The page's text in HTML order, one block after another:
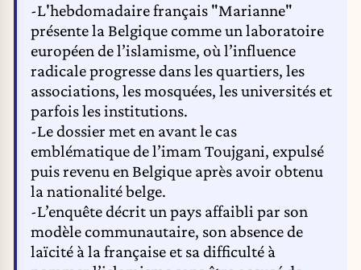
-L'hebdomadaire français "Marianne"
présente la Belgique comme un laboratoire
européen de l’islamisme, où l’influence
radicale progresse dans les quartiers, les
associations, les mosquées, les universités et
parfois les institutions.
-Le dossier met en avant le cas
emblématique de l’imam Toujgani, expulsé
puis revenu en Belgique après avoir obtenu
la nationalité belge.
-L’enquête décrit un pays affaibli par son
modèle communautaire, son absence de
laïcité à la française et sa difficulté à